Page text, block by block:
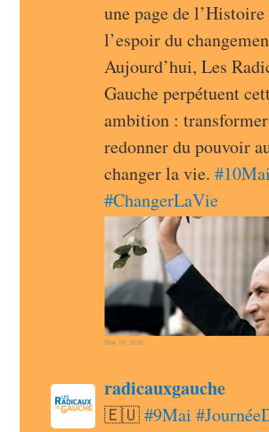
une page de
l’espoir du
Aujourd’hui, Les
Gauche perpétuent
ambition :
redonner du pouvoir
changer la vie. #10Mai
#ChangerLaVie
May 10, 2026
radicauxgauche avatar
radicauxgauchepost
🇪🇺 #9Mai #